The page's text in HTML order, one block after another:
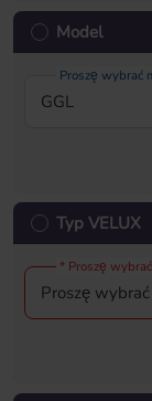
Model
Proszę wybrać
Typ VELUX
* Proszę